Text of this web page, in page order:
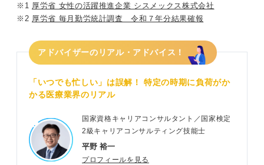
※1 厚労省 女性の活躍推進企業 シスメックス株式会社
※2 厚労省 毎月勤労統計調査 令和７年分結果確報
アドバイザーのリアル・アドバイス！
「いつでも忙しい」は誤解！ 特定の時期に負荷がか
かる医療業界のリアル
国家資格キャリアコンサルタント／国家検定
2級キャリアコンサルティング技能士
平野 裕一
プロフィールを見る